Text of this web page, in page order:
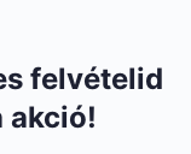
felvételid
akció!